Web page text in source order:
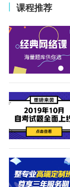
课程推荐